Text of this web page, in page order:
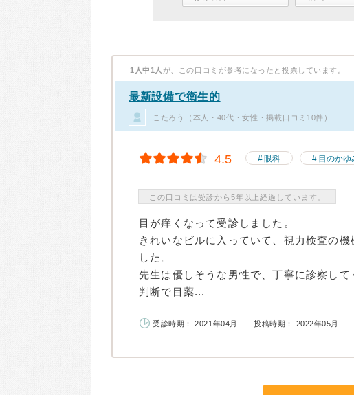
1人中1人 が、この口コミが参考になったと投票しています。
最新設備で衛生的
こたろう（本人・40代・女性・掲載口コミ10件）
4.5 眼科 目のかゆ
この口コミは受診から5年以上経過しています。
目が痒くなって受診しました。
きれいなビルに入っていて、視力検査の
した。
先生は優しそうな男性で、丁寧に診察し
判断で目薬...
受診時期： 2021年04月 投稿時期： 2022年05月